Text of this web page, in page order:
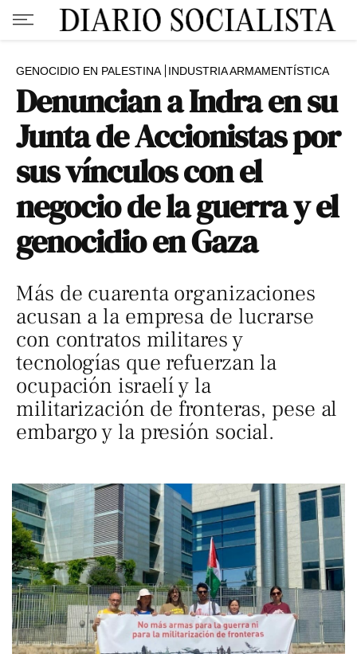
GENOCIDIO EN PALESTINA INDUSTRIA ARMAMENTÍSTICA
Denuncian a Indra en su
Junta de Accionistas por
sus vínculos con el
negocio de la guerra y el
genocidio en Gaza
Más de cuarenta organizaciones
acusan a la empresa de lucrarse
con contratos militares y
tecnologías que refuerzan la
ocupación israelí y la
militarización de fronteras, pese al
embargo y la presión social.